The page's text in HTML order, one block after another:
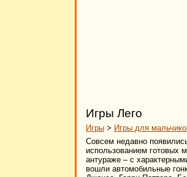
Игры Лего
Игры > Игры для
Совсем недавно
использованием готовых
антураже – с
вошли автомобильные